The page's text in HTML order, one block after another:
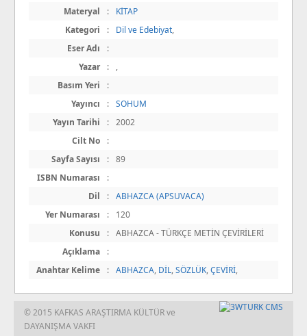
Materyal :
KİTAP
Kategori
: Dil ve Edebiyat,
Eser Adı
:
Yazar
:
,
Basım Yeri
:
Yayıncı
: SOHUM
Yayın Tarihi
: 2002
Cilt No
:
Sayfa Sayısı
: 89
ISBN Numarası
:
Dil
: ABHAZCA (APSUVACA)
Yer Numarası
:
120
Konusu
: ABHAZCA - TÜRKÇE METİN ÇEVİRİLERİ
Açıklama
:
Anahtar Kelime
: ABHAZCA, DİL,SÖZLÜK,ÇEVİRİ,
© 2015 KAFKAS ARAŞTIRMA KÜLTÜR ve
DAYANIŞMA VAKFI